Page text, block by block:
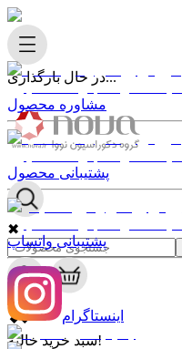
در حال بارگذاری...
✖
0
✖
سبد خرید خالیه!
مشاوره محصول
پشتیبانی محصول
پشتیبانی واتساپ
اینستاگرام